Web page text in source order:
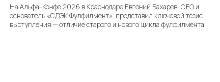
На Альфа-Конфе 2026 в Краснодаре Евгений Бахарев, CEO и
основатель «СДЭК Фулфилмент», представил ключевой тезис
выступления — отличие старого и нового цикла фулфилмента.